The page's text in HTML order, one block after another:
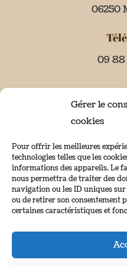
Gérer le
cookies
Pour offrir les meilleures
technologies telles que les
informations des appareils. Le
nous permettra de traiter des
navigation ou les ID uniques
ou de retirer son consentement
certaines caractéristiques et
06250
09 88
Horaires
Ouvert du mardi
Fermé le